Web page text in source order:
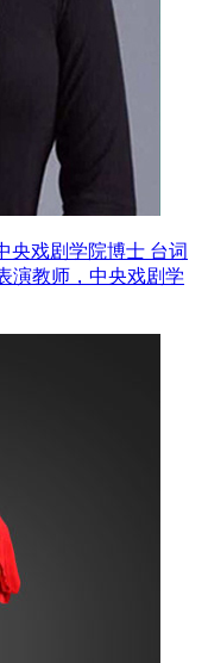
央戏剧学院博士 台词
演教师，中央戏剧学